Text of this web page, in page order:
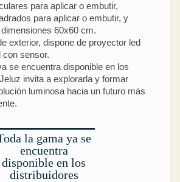
para aplicar o embutir,
para aplicar o embutir, y
60x60 cm.
exterior, dispone de proyector led
sensor.
se encuentra disponible en los
invita a explorarla y formar
luminosa hacia un futuro más
la gama ya se
encuentra
disponible en los
distribuidores